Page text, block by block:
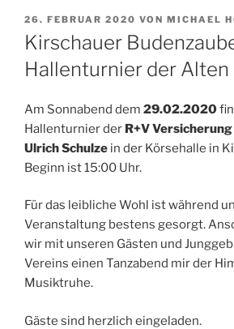
VERÖFFENTLICHT
AM
26. FEBRUAR 2020 VON MICHAEL
Kirschauer
Hallenturnier der Alten
Am Sonnabend dem 29.02.2020
Hallenturnier der R+V
Ulrich Schulze in der Körsehalle in
Beginn ist 15:00 Uhr.
Für das leibliche Wohl ist während
Veranstaltung bestens gesorgt.
wir mit unseren Gästen und
Vereins einen Tanzabend mir der
Musiktruhe.
Gäste sind herzlich eingeladen.